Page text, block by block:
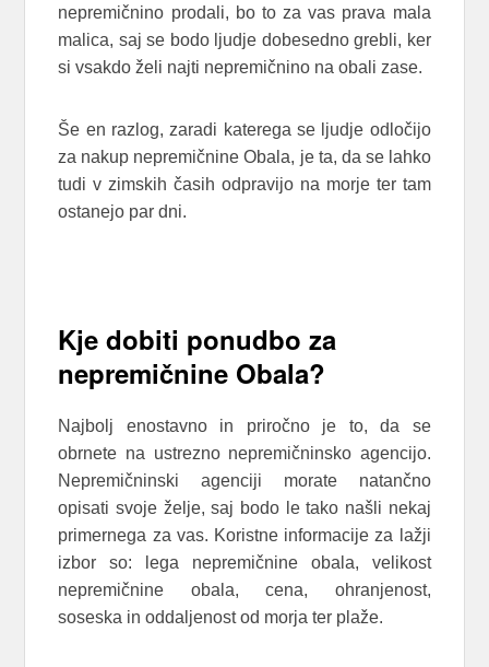
nepremičnino prodali, bo to za vas prava mala
malica, saj se bodo ljudje dobesedno grebli, ker
si vsakdo želi najti nepremičnino na obali zase.
Še en razlog, zaradi katerega se ljudje odločijo
za nakup nepremičnine Obala, je ta, da se lahko
tudi v zimskih časih odpravijo na morje ter tam
ostanejo par dni.
Kje dobiti ponudbo za
nepremičnine Obala?
Najbolj enostavno in priročno je to, da se
obrnete na ustrezno nepremičninsko agencijo.
Nepremičninski agenciji morate natančno
opisati svoje želje, saj bodo le tako našli nekaj
primernega za vas. Koristne informacije za lažji
izbor so: lega nepremičnine obala, velikost
nepremičnine obala, cena, ohranjenost,
soseska in oddaljenost od morja ter plaže.